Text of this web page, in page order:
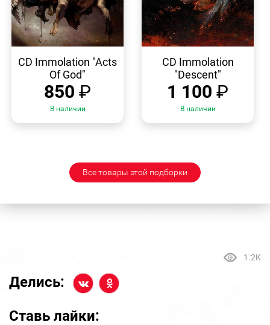
ПРОСМОТР
CD Immolation "Acts
Of God"
850 ₽
В наличии
ПРОСМОТР
CD Immolation
"Descent"
1 100 ₽
В наличии
Все товары этой подборки
1.2K
Делись:
Ставь лайки: